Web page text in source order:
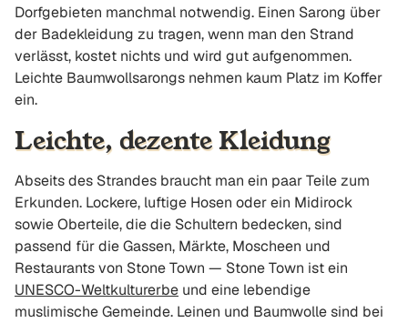
Dorfgebieten manchmal notwendig. Einen Sarong über
der Badekleidung zu tragen, wenn man den Strand
verlässt, kostet nichts und wird gut aufgenommen.
Leichte Baumwollsarongs nehmen kaum Platz im Koffer
ein.
Leichte, dezente Kleidung
Abseits des Strandes braucht man ein paar Teile zum
Erkunden. Lockere, luftige Hosen oder ein Midirock
sowie Oberteile, die die Schultern bedecken, sind
passend für die Gassen, Märkte, Moscheen und
Restaurants von Stone Town — Stone Town ist ein
UNESCO-Weltkulturerbe und eine lebendige
muslimische Gemeinde. Leinen und Baumwolle sind bei